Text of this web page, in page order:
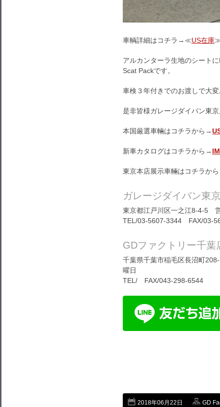
車輌詳細はコチラ→≪US在庫
アルカンターラ生地のシート
Scat Packです。
車検３年付きでのお渡しで大
是非皆様ガレージダイバン東
本国厳選車輛はコチラから→
新車カタログはコチラから→
東京本店展示車輛はコチラか
ガレージダイバン東
東京都江戸川区一之江8-4-5
TEL/03-5607-3344 FAX/03-
GDファクトリー千葉
千葉県千葉市稲毛区長沼町
曜日
TEL/ FAX/043-298-6544
2018年06月22日 GD